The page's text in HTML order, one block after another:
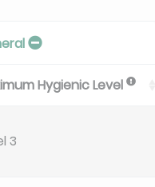
Hygienic Level
3